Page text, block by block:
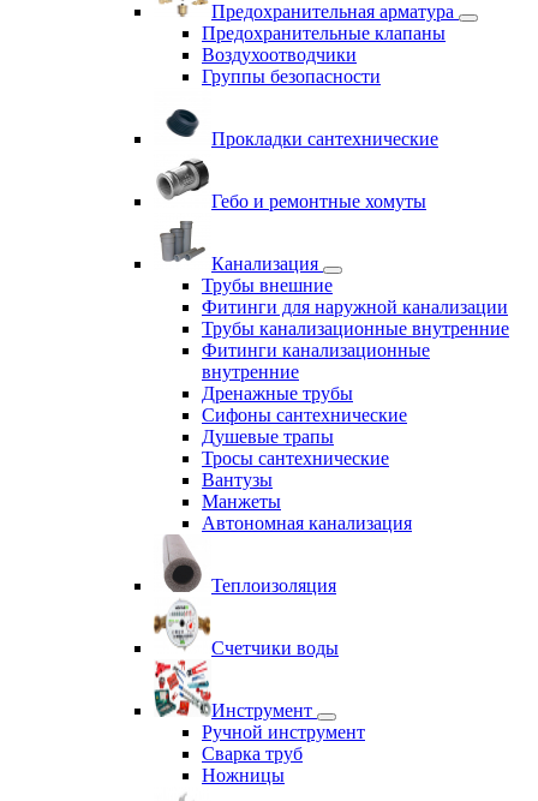
Предохранительная арматура
Предохранительные клапаны
Воздухоотводчики
Группы безопасности
Прокладки сантехнические
Гебо и ремонтные хомуты
Канализация
Трубы внешние
Фитинги для наружной канализации
Трубы канализационные внутренние
Фитинги канализационные
внутренние
Дренажные трубы
Сифоны сантехнические
Душевые трапы
Тросы сантехнические
Вантузы
Манжеты
Автономная канализация
Теплоизоляция
Счетчики воды
Инструмент
Ручной инструмент
Сварка труб
Ножницы